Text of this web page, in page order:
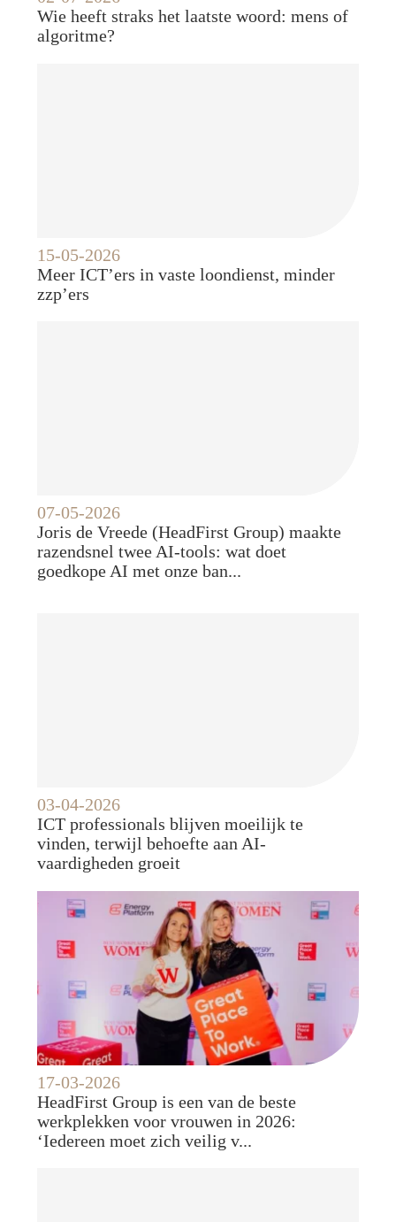
Wie heeft straks het laatste woord: mens of
algoritme?
15-05-2026
Meer ICT’ers in vaste loondienst, minder
zzp’ers
07-05-2026
Joris de Vreede (HeadFirst Group) maakte
razendsnel twee AI-tools: wat doet
goedkope AI met onze ban...
03-04-2026
ICT professionals blijven moeilijk te
vinden, terwijl behoefte aan AI-
vaardigheden groeit
17-03-2026
HeadFirst Group is een van de beste
werkplekken voor vrouwen in 2026:
‘Iedereen moet zich veilig v...